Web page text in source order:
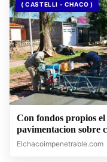
( CASTELLI - CHACO )
Con fondos propios
pavimentacion sobre
Elchacoimpenetrable.com